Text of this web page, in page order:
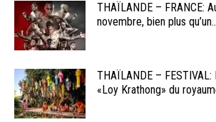
THAÏLANDE – FRANCE:
novembre, bien plus
THAÏLANDE –
«Loy Krathong» du